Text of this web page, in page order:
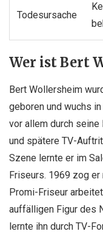
Todesursache
Wer ist Bert
Bert Wollersheim
geboren und wuchs
vor allem durch
und spätere TV-
Szene lernte er im
Friseurs. 1969 zog
Promi-Friseur
auffälligen Figur des
lernte ihn durch TV-